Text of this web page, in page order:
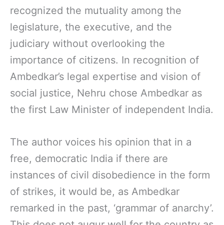
recognized the mutuality among the
legislature, the executive, and the
judiciary without overlooking the
importance of citizens. In recognition of
Ambedkar’s legal expertise and vision of
social justice, Nehru chose Ambedkar as
the first Law Minister of independent India.
The author voices his opinion that in a
free, democratic India if there are
instances of civil disobedience in the form
of strikes, it would be, as Ambedkar
remarked in the past, ‘grammar of anarchy’.